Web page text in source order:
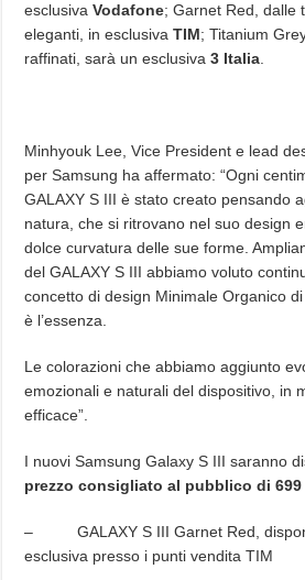
esclusivaVodafone; Garnet Red, dalle
eleganti, in esclusivaTIM; Titanium
raffinati, sarà un esclusiva3 Italia
Minhyouk Lee, Vice President e lead
per Samsung ha affermato: “Ogni
GALAXY S III è stato creato pensando
natura, che si ritrovano nel suo design
dolce curvatura delle sue forme.
del GALAXY S III abbiamo voluto
concetto di design Minimale Organico
è l’essenza.
Le colorazioni che abbiamo aggiunto
emozionali e naturali del dispositivo, in
efficace”.
I nuovi Samsung Galaxy S III saranno
prezzo consigliato al pubblico di 699
– GALAXY S III Garnet Red,
esclusiva presso i punti vendita TIM